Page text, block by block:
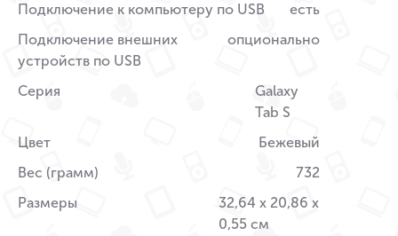
Подключение к компьютеру по USB
есть
Подключение внешних
устройств по USB
опционально
Серия
Galaxy
Tab S
Цвет
Бежевый
Вес (грамм)
732
Размеры
32,64 x 20,86 x
0,55 см